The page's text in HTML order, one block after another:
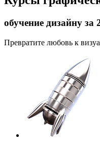
обучение дизайну
Превратите любовь к